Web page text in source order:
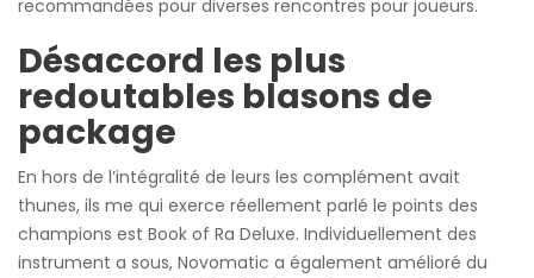
recommandées pour diverses rencontres pour joueurs.
Désaccord les plus
redoutables blasons de
package
En hors de l’intégralité de leurs les complément avait
thunes, ils me qui exerce réellement parlé le points des
champions est Book of Ra Deluxe. Individuellement des
instrument a sous, Novomatic a également amélioré du